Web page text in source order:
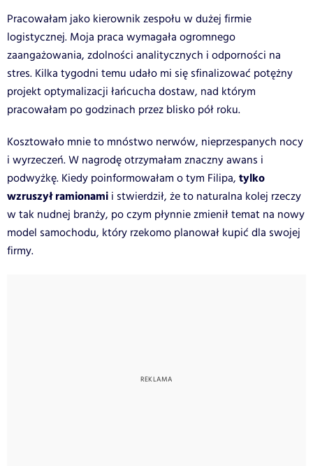
Pracowałam jako kierownik zespołu w dużej firmie
logistycznej. Moja praca wymagała ogromnego
zaangażowania, zdolności analitycznych i odporności na
stres. Kilka tygodni temu udało mi się sfinalizować potężny
projekt optymalizacji łańcucha dostaw, nad którym
pracowałam po godzinach przez blisko pół roku.
Kosztowało mnie to mnóstwo nerwów, nieprzespanych nocy
i wyrzeczeń. W nagrodę otrzymałam znaczny awans i
podwyżkę. Kiedy poinformowałam o tym Filipa, tylko
wzruszył ramionami i stwierdził, że to naturalna kolej rzeczy
w tak nudnej branży, po czym płynnie zmienił temat na nowy
model samochodu, który rzekomo planował kupić dla swojej
firmy.